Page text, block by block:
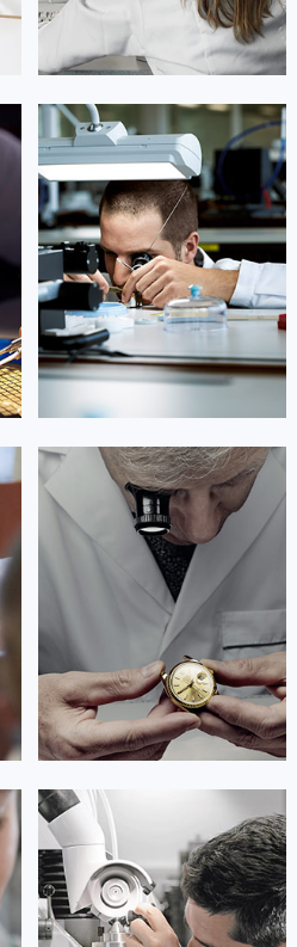
达芙妮·克劳迪娅
资深劳力士技师
是劳力士售后维修服务中心
(劳力士维修保养中心)
的高级技师之一
Shanghai Rolex Maintain center
 上海劳力士维修
艾莉森·安吉莉亚
资深劳力士技师
是劳力士售后维修服务中心
(劳力士维修保养中心)
的高级技师之一
Shenzhen Rolex Maintain center
 深圳劳力士维修
贝亚特·布兰奇
资深劳力士技师
是劳力士售后维修服务中心
(劳力士维修保养中心)
的高级技师之一
Nanjing Rolex Maintain center